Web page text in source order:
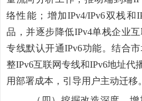
络性能；增加IPv4/IPv6双栈
品，并逐步降低IPv4单栈企业
专线默认开通IPv6功能。结合
整IPv6互联网专线和IPv6地址代
用部署成本，引导用户主动迁移。